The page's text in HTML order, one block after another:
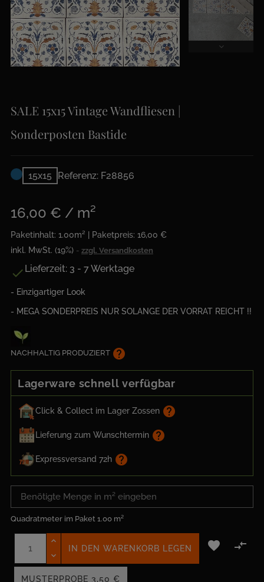
SALE 15x15 Vintage Wandfliesen |
Sonderposten Bastide
15x15 Referenz: F28856
16,00 € / m²
Paketinhalt: 1.00m² | Paketpreis: 16,00 €
inkl. MwSt. (19%)
zzgl. Versandkosten
 Lieferzeit: 3 - 7 Werktage
- Einzigartiger Look
- MEGA SONDERPREIS NUR SOLANGE DER VORRAT REICHT !!
NACHHALTIG PRODUZIERT help
Lagerware schnell verfügbar
Click & Collect im Lager Zossen help
Lieferung zum Wunschtermin help
Expressversand 72h help
Quadratmeter im Paket 1.00 m²
IN DEN WARENKORB LEGEN  
MUSTERPROBE 3,50 €